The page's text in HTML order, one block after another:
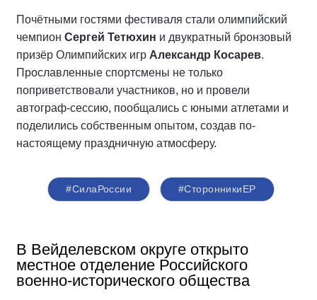
Почётными гостями фестиваля стали олимпийский
чемпион Сергей Тетюхин и двукратный бронзовый
призёр Олимпийских игр Александр Косарев.
Прославленные спортсмены не только
поприветствовали участников, но и провели
автограф-сессию, пообщались с юными атлетами и
поделились собственным опытом, создав по-
настоящему праздничную атмосферу.
#СилаРоссии #СторонникиЕР
В Вейделевском округе открыто
местное отделение Российского
военно-исторического общества